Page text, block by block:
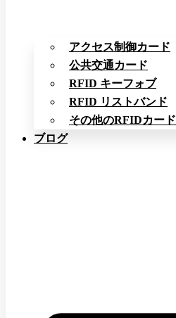
アクセス制御カード
公共交通カード
RFID キーフォブ
RFID リストバンド
その他のRFIDカード
ブログ